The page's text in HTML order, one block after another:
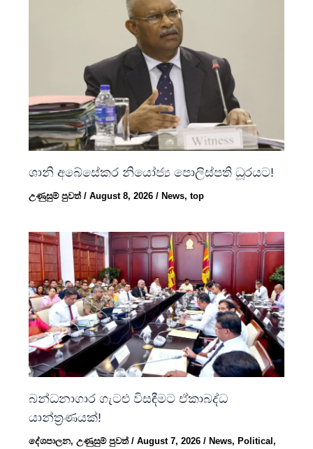
ශානි අබේසේකර නියෝජ්‍ය පොලිස්පති ධූරයට!
උණුසුම් පුවත්/August 8, 2026/News,top
බන්ධනාගාර ගැටළු විසඳීමට ඒකාබද්ධ
යාන්ත්‍රණයක්!
දේශපාලන,උණුසුම් පුවත්/August 7, 2026/News,Political,